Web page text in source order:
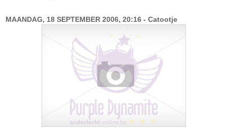
MAANDAG, 18 SEPTEMBER 2006, 20:16 - Catootje